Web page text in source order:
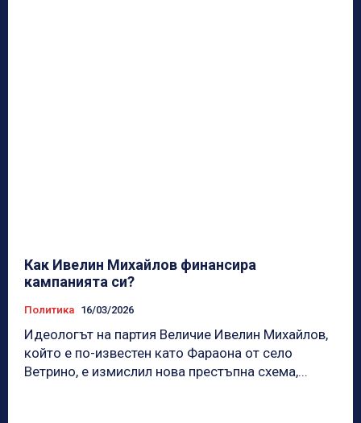
Как Ивелин Михайлов финансира
кампанията си?
Политика 16/03/2026
Идеологът на партия Величие Ивелин Михайлов,
който е по-известен като Фараона от село
Ветрино, е измислил нова престъпна схема,...